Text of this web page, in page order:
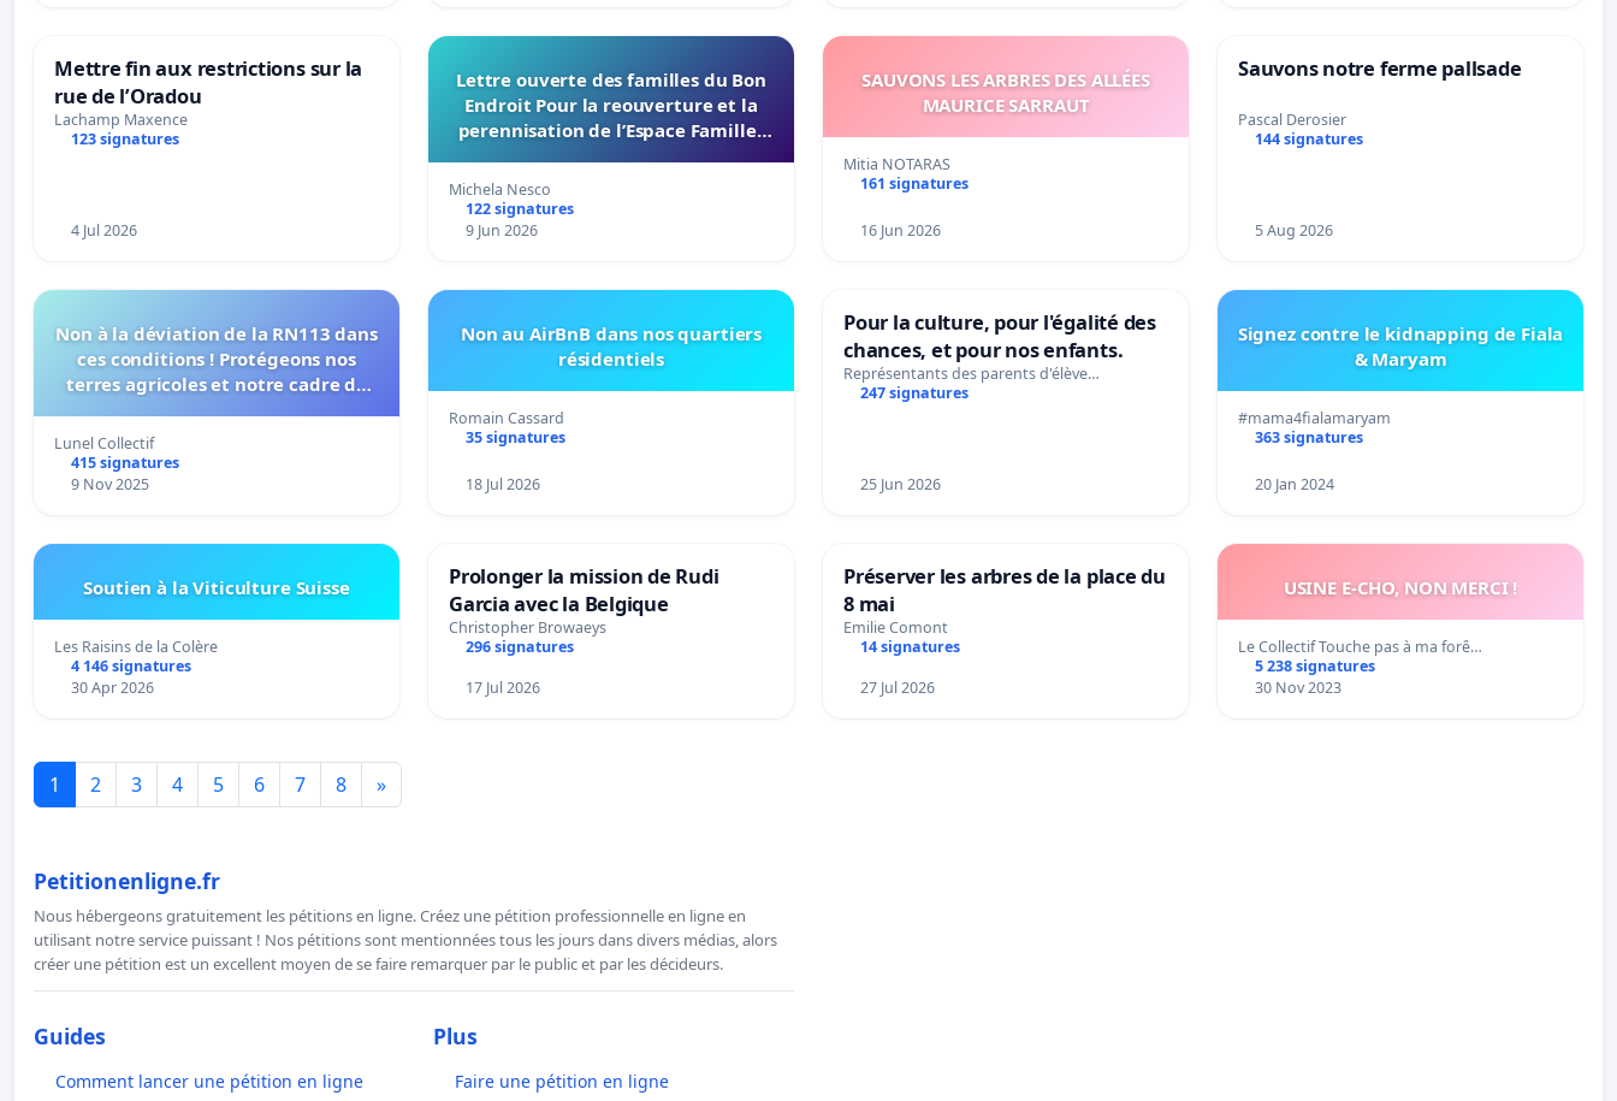
Mettre fin aux restrictions sur la
rue de l’Oradou
Lachamp Maxence
123 signatures
4 Jul 2026
Lettre ouverte des familles du Bon
Endroit Pour la reouverture et la
perennisation de l’Espace Familles
Michela Nesco
122 signatures
9 Jun 2026
SAUVONS LES ARBRES DES ALLÉES
MAURICE SARRAUT
Mitia NOTARAS
161 signatures
16 Jun 2026
Sauvons notre ferme pallsade
Pascal Derosier
144 signatures
5 Aug 2026
Non à la déviation de la RN113 dans
ces conditions ! Protégeons nos
terres agricoles et notre cadre de
Lunel Collectif
415 signatures
9 Nov 2025
Non au AirBnB dans nos quartiers
résidentiels
Romain Cassard
35 signatures
18 Jul 2026
Pour la culture, pour l'égalité des
chances, et pour nos enfants.
Représentants des parents d'élève…
247 signatures
25 Jun 2026
Signez contre le kidnapping de Fiala
& Maryam
#mama4fialamaryam
363 signatures
20 Jan 2024
Soutien à la Viticulture Suisse
Les Raisins de la Colère
4 146 signatures
30 Apr 2026
Prolonger la mission de Rudi
Garcia avec la Belgique
Christopher Browaeys
296 signatures
17 Jul 2026
Préserver les arbres de la place du
8 mai
Emilie Comont
14 signatures
27 Jul 2026
USINE E-CHO, NON MERCI !
Le Collectif Touche pas à ma forê…
5 238 signatures
30 Nov 2023
1 2 3 4 5 6 7 8 »
Petitionenligne.fr
Nous hébergeons gratuitement les pétitions en ligne. Créez une pétition professionnelle en ligne en
utilisant notre service puissant ! Nos pétitions sont mentionnées tous les jours dans divers médias, alors
créer une pétition est un excellent moyen de se faire remarquer par le public et par les décideurs.
Guides
Comment lancer une pétition en ligne
Plus
Faire une pétition en ligne